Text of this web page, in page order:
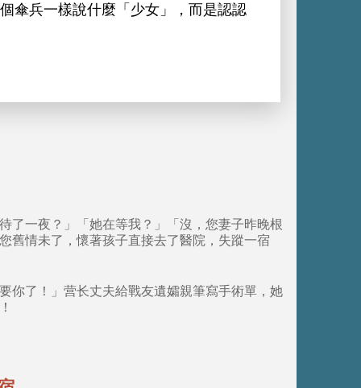
傘兵
樣 什麼「 女」，而 認認
了一夜？」「她在等我？」「沒，您妻子昨晚根
舊情未了，懷著孩子直接去了醫院，失蹤一宿
你了！」营长丈夫給戰友遺孀親筆寫手術單，她